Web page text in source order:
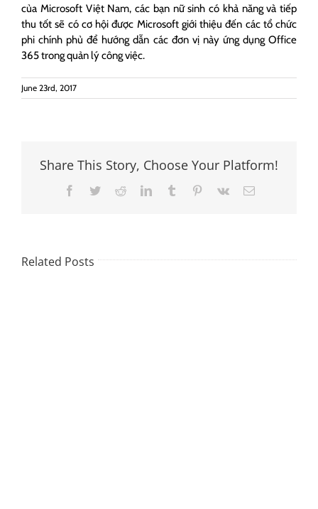
của Microsoft Việt Nam, các bạn nữ sinh có khả năng và tiếp
thu tốt sẽ có cơ hội được Microsoft giới thiệu đến các tổ chức
phi chính phủ để hướng dẫn các đơn vị này ứng dụng Office
365 trong quản lý công việc.
June 23rd, 2017
Share This Story, Choose Your Platform!
Facebook
TwitterRedditLinkedInTumblr Pinterest
Vk Email
Related Posts